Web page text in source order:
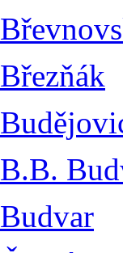
Březňák
B.B.
Budvar